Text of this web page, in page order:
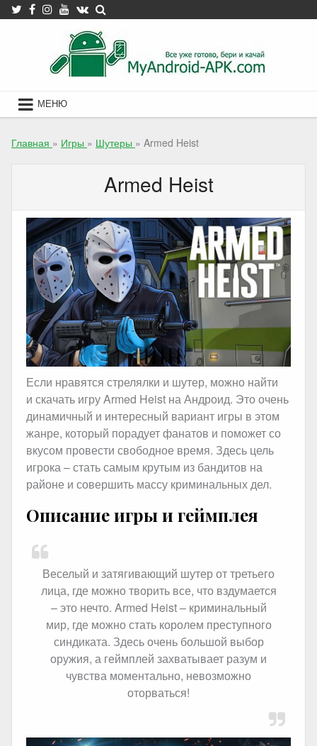
Skip
to
МЕНЮ
Главная » Игры » Шутеры » Armed Heist
Armed Heist
Если нравятся стрелялки и шутер, можно найти
и скачать игру Armed Heist на Андроид. Это очень
динамичный и интересный вариант игры в этом
жанре, который порадует фанатов и поможет со
вкусом провести свободное время. Здесь цель
игрока – стать самым крутым из бандитов на
районе и совершить массу криминальных дел.
Описание игры и геймплея
Веселый и затягивающий шутер от третьего
лица, где можно творить все, что вздумается
– это нечто. Armed Heist – криминальный
мир, где можно стать королем преступного
синдиката. Здесь очень большой выбор
оружия, а геймплей захватывает разум и
чувства моментально, невозможно
оторваться!